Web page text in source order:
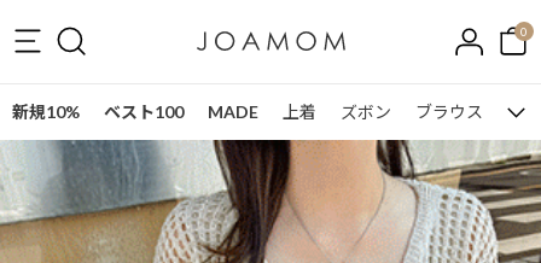
0
新規10% ベスト100 MADE 上着 ズボン ブラウス ワ